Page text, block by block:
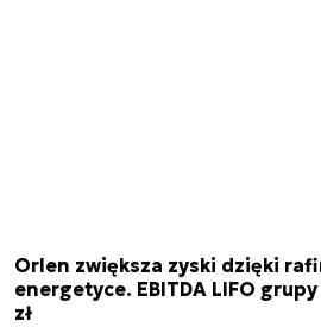
Orlen zwiększa zyski dzięki
energetyce. EBITDA LIFO
zł